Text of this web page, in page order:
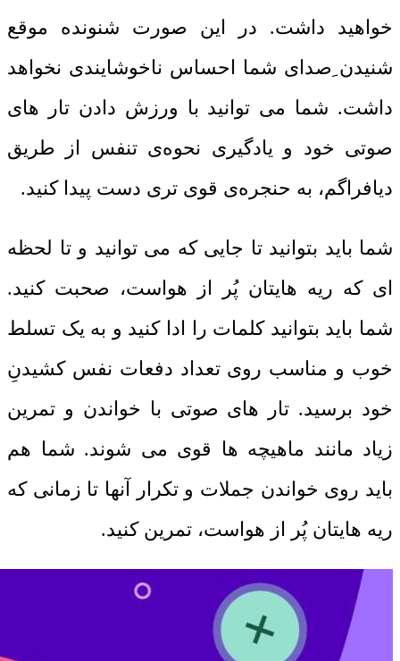
خواهید داشت. در این صورت شنونده موقع
شنیدن ِصدای شما احساس ناخوشایندی نخواهد
داشت. شما می توانید با ورزش دادن تار های
صوتی خود و یادگیری نحوه‌ی تنفس از طریق
دیافراگم، به حنجره‌ی قوی تری دست پیدا کنید.
شما باید بتوانید تا جایی که می توانید و تا لحظه
ای که ریه هایتان پُر از هواست، صحبت کنید.
شما باید بتوانید کلمات را ادا کنید و به یک تسلط
خوب و مناسب روی تعداد دفعات نفس کشیدنِ
خود برسید. تار های صوتی با خواندن و تمرین
زیاد مانند ماهیچه ها قوی می شوند. شما هم
باید روی خواندن جملات و تکرار آنها تا زمانی که
ریه هایتان پُر از هواست، تمرین کنید.